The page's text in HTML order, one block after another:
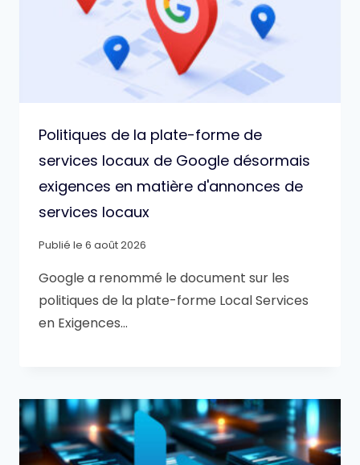
Politiques de la plate-forme de
services locaux de Google désormais
exigences en matière d'annonces de
services locaux
Publié le 6 août 2026
Google a renommé le document sur les
politiques de la plate-forme Local Services
en Exigences…